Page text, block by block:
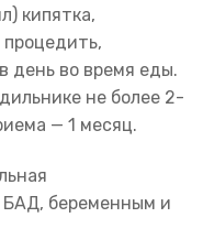
кипятка,
день во время еды.
не более 2-
— 1 месяц.
БАД, беременным и